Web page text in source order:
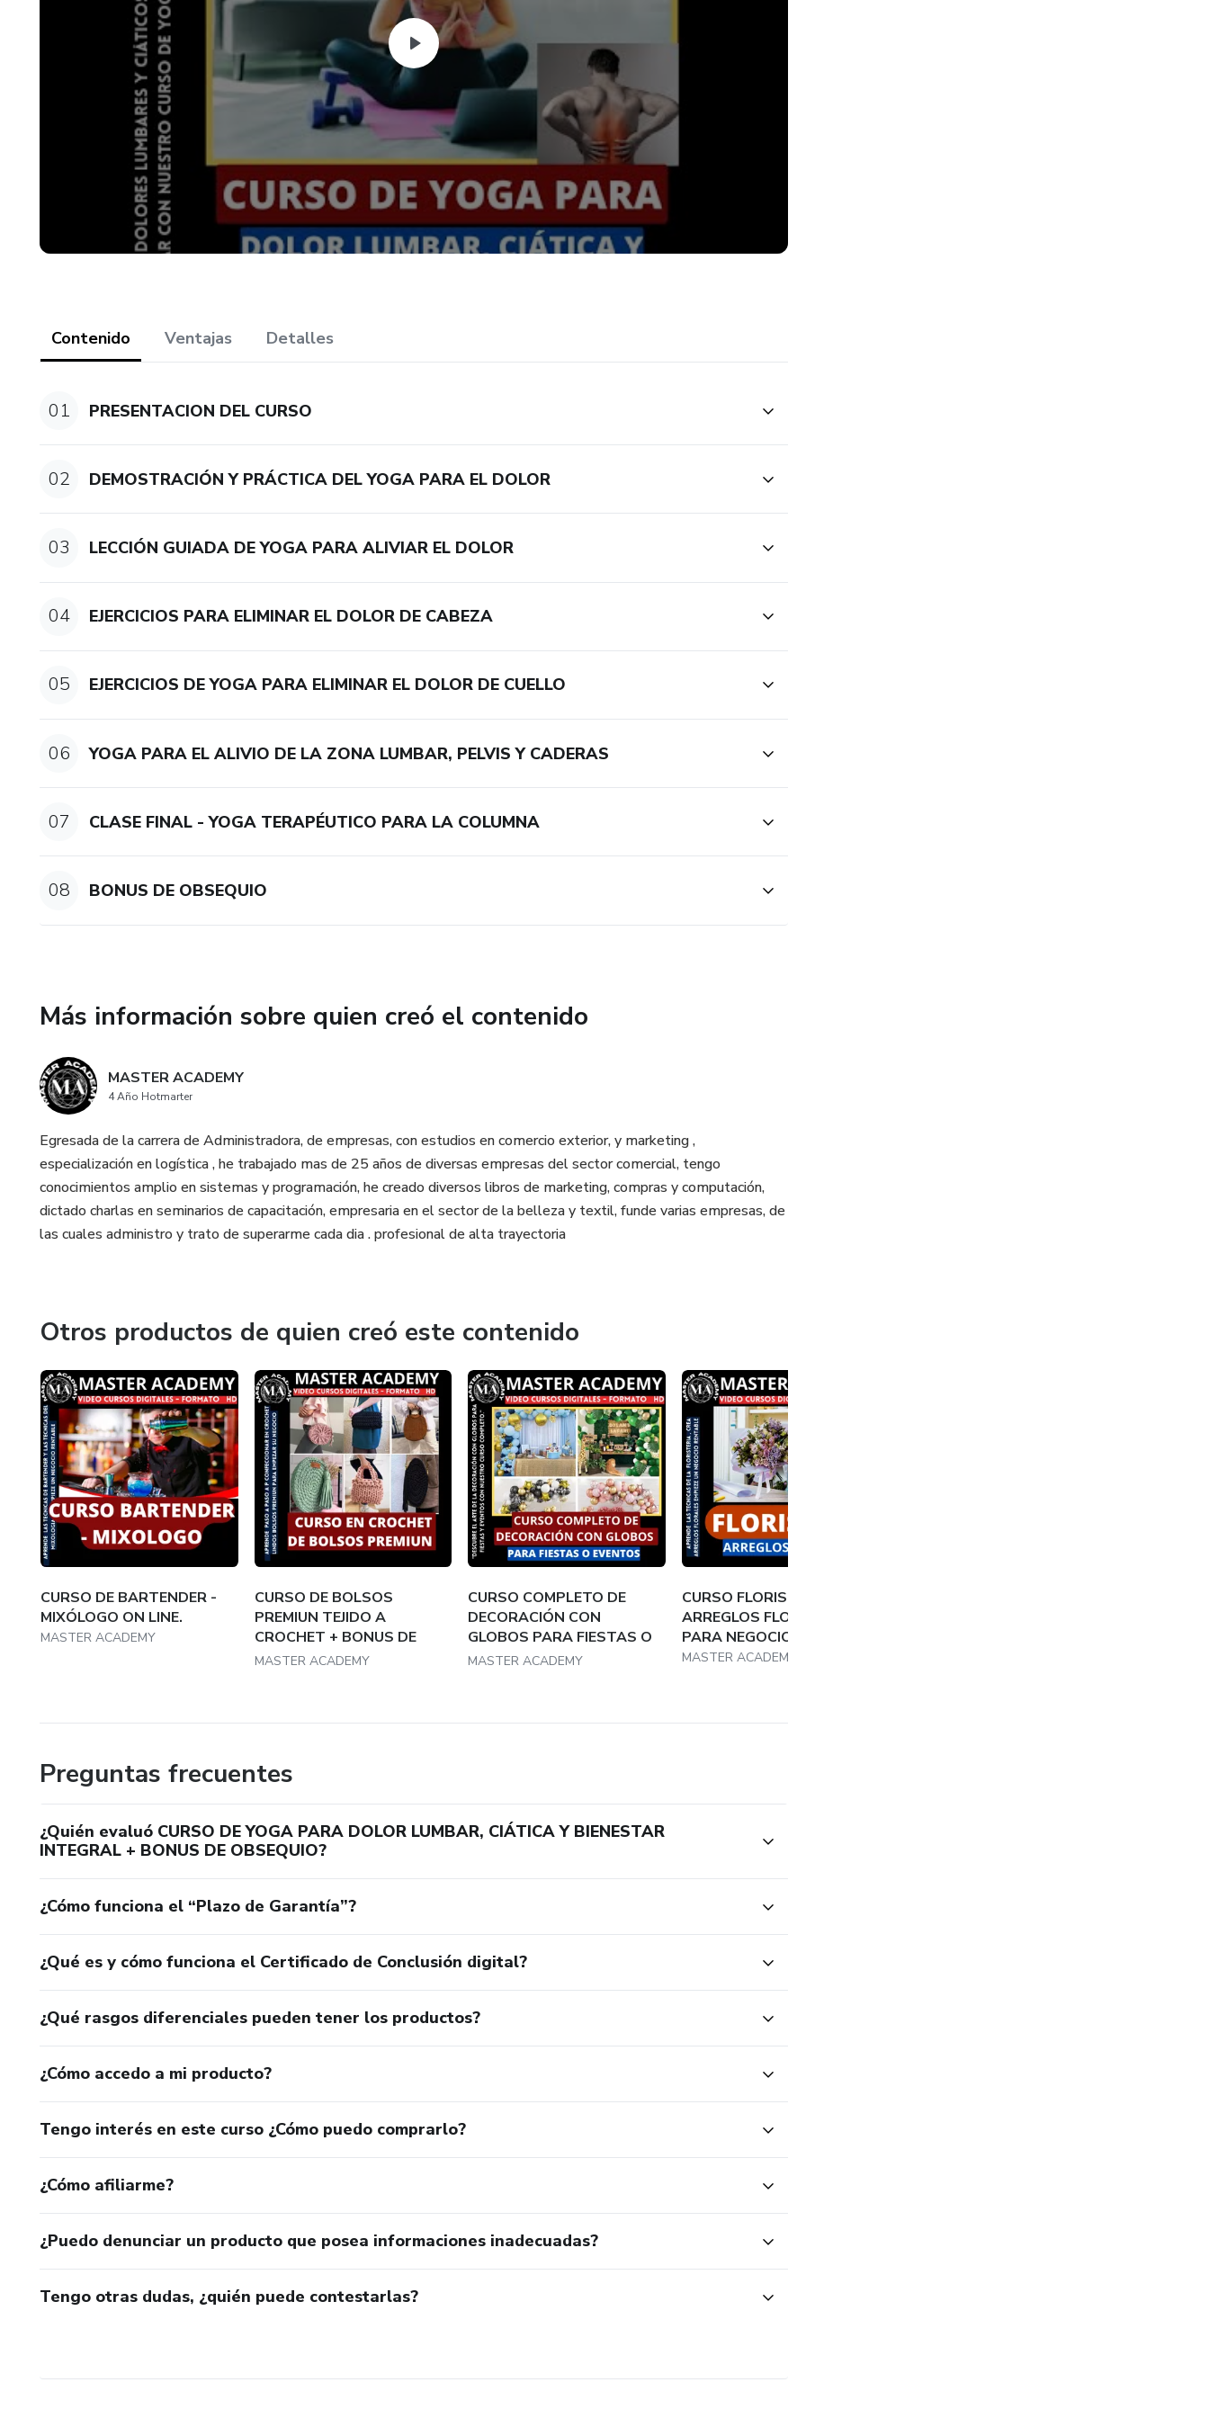
Contenido Ventajas Detalles
01 PRESENTACION DEL CURSO
02 DEMOSTRACIÓN Y PRÁCTICA DEL YOGA PARA EL DOLOR
03 LECCIÓN GUIADA DE YOGA PARA ALIVIAR EL DOLOR
04 EJERCICIOS PARA ELIMINAR EL DOLOR DE CABEZA
05 EJERCICIOS DE YOGA PARA ELIMINAR EL DOLOR DE CUELLO
06 YOGA PARA EL ALIVIO DE LA ZONA LUMBAR, PELVIS Y CADERAS
07 CLASE FINAL - YOGA TERAPÉUTICO PARA LA COLUMNA
08 BONUS DE OBSEQUIO
Más información sobre quien creó el contenido
MASTER ACADEMY
4 Año Hotmarter
Egresada de la carrera de Administradora, de empresas, con estudios en comercio exterior, y marketing ,
especialización en logística , he trabajado mas de 25 años de diversas empresas del sector comercial, tengo
conocimientos amplio en sistemas y programación, he creado diversos libros de marketing, compras y computación,
dictado charlas en seminarios de capacitación, empresaria en el sector de la belleza y textil, funde varias empresas, de
las cuales administro y trato de superarme cada dia . profesional de alta trayectoria
Otros productos de quien creó este contenido
CURSO DE BARTENDER -
MIXÓLOGO ON LINE.
MASTER ACADEMY
CURSO DE BOLSOS
PREMIUN TEJIDO A
CROCHET + BONUS DE
OBSEQUI...
MASTER ACADEMY
CURSO COMPLETO DE
DECORACIÓN CON
GLOBOS PARA FIESTAS O
EVENT...
MASTER ACADEMY
CURSO FLORISTERIA -
ARREGLOS FLORALES
PARA NEGOCIO
MASTER ACADEMY
Preguntas frecuentes
¿Quién evaluó CURSO DE YOGA PARA DOLOR LUMBAR, CIÁTICA Y BIENESTAR
INTEGRAL + BONUS DE OBSEQUIO?
¿Cómo funciona el “Plazo de Garantía”?
¿Qué es y cómo funciona el Certificado de Conclusión digital?
¿Qué rasgos diferenciales pueden tener los productos?
¿Cómo accedo a mi producto?
Tengo interés en este curso ¿Cómo puedo comprarlo?
¿Cómo afiliarme?
¿Puedo denunciar un producto que posea informaciones inadecuadas?
Tengo otras dudas, ¿quién puede contestarlas?